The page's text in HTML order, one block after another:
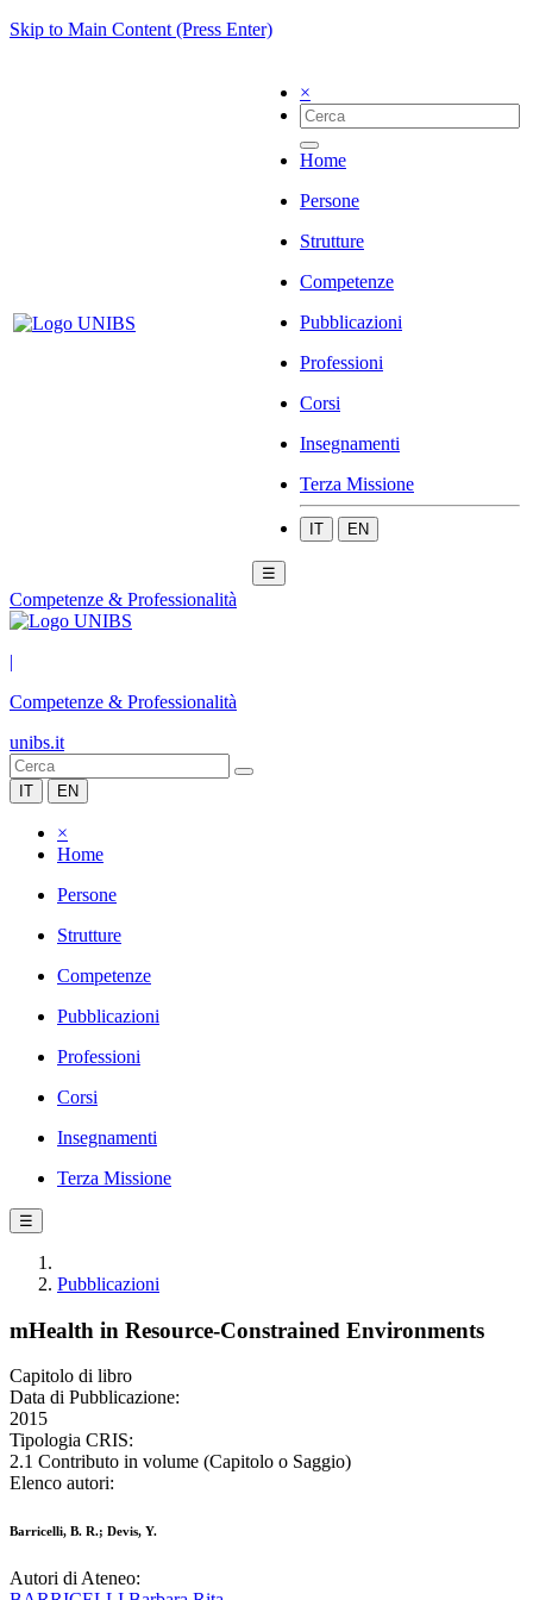
Skip to Main Content (Press Enter)
×
Home
Persone
Strutture
Competenze
Pubblicazioni
Professioni
Corsi
Insegnamenti
Terza Missione
IT EN
☰
Competenze & Professionalità
|
Competenze & Professionalità
unibs.it
IT EN
×
Home
Persone
Strutture
Competenze
Pubblicazioni
Professioni
Corsi
Insegnamenti
Terza Missione
☰
Pubblicazioni
mHealth in Resource-Constrained Environments
Capitolo di libro
Data di Pubblicazione:
2015
Tipologia CRIS:
2.1 Contributo in volume (Capitolo o Saggio)
Elenco autori:
Barricelli, B. R.; Devis, Y.
Autori di Ateneo: